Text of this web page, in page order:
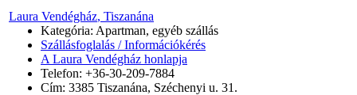
Laura Vendégház, Tiszanána
Kategória: Apartman, egyéb szállás
Szállásfoglalás / Információkérés
A Laura Vendégház honlapja
Telefon: +36-30-209-7884
Cím: 3385 Tiszanána, Széchenyi u. 31.